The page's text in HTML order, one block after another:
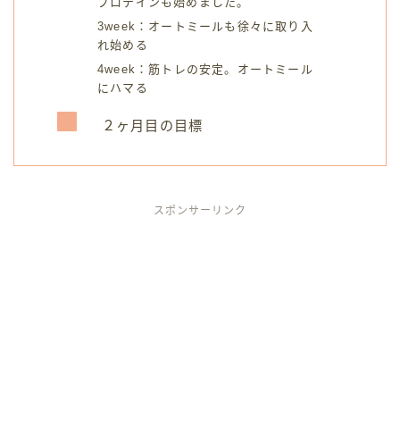
3week：オートミールも徐々に取り入
れ始める
4week：筋トレの安定。オートミール
にハマる
２ヶ月目の目標
スポンサーリンク